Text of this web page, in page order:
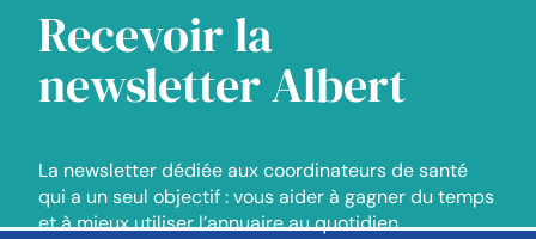
Recevoir la
newsletter Albert
La newsletter dédiée aux coordinateurs de santé
qui a un seul objectif : vous aider à gagner du temps
et à mieux utiliser l’annuaire au quotidien.